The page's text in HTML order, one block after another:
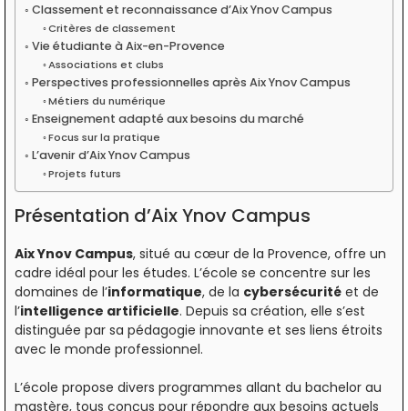
Classement et reconnaissance d’Aix Ynov Campus
Critères de classement
Vie étudiante à Aix-en-Provence
Associations et clubs
Perspectives professionnelles après Aix Ynov Campus
Métiers du numérique
Enseignement adapté aux besoins du marché
Focus sur la pratique
L’avenir d’Aix Ynov Campus
Projets futurs
Présentation d’Aix Ynov Campus
Aix Ynov Campus, situé au cœur de la Provence, offre un
cadre idéal pour les études. L’école se concentre sur les
domaines de l’informatique, de la cybersécurité et de
l’intelligence artificielle. Depuis sa création, elle s’est
distinguée par sa pédagogie innovante et ses liens étroits
avec le monde professionnel.
L’école propose divers programmes allant du bachelor au
mastère, tous conçus pour répondre aux besoins actuels